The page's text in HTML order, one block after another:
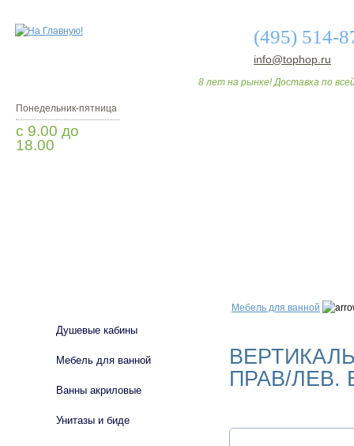
(495) 514-
info@tophop.ru
8 лет на рынке! Доставка по
Понедельник-пятница
с 9.00 до
18.00
Мебель для ванной
ПРАВ/ЛЕВ.
Душевые кабины
Мебель для ванной
Ванны акриловые
Унитазы и биде